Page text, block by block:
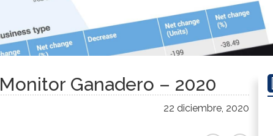
Monitor Ganadero – 2020
22 diciembre, 2020